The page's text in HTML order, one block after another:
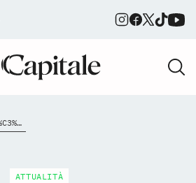
CARTA-DIDENTIT%C3%A0-ELETTRONICA-NUOVO-PUNTO-ATTIVO-A-VIA-PETROSELLI-DAL-13-APRILE
ATTUALITÀ